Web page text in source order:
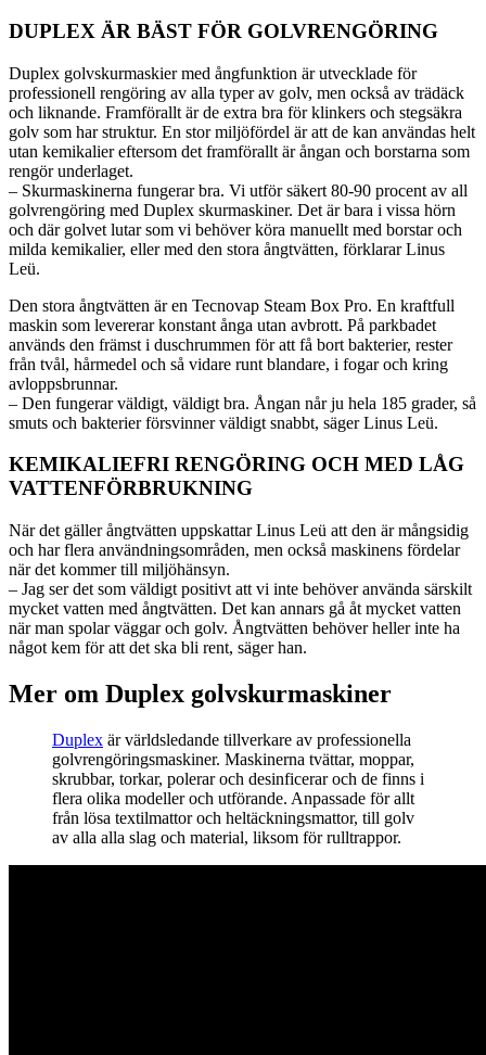
DUPLEX ÄR BÄST FÖR GOLVRENGÖRING
Duplex golvskurmaskier med ångfunktion är utvecklade för
professionell rengöring av alla typer av golv, men också av trädäck
och liknande. Framförallt är de extra bra för klinkers och stegsäkra
golv som har struktur. En stor miljöfördel är att de kan användas helt
utan kemikalier eftersom det framförallt är ångan och borstarna som
rengör underlaget.
– Skurmaskinerna fungerar bra. Vi utför säkert 80-90 procent av all
golvrengöring med Duplex skurmaskiner. Det är bara i vissa hörn
och där golvet lutar som vi behöver köra manuellt med borstar och
milda kemikalier, eller med den stora ångtvätten, förklarar Linus
Leü.
Den stora ångtvätten är en Tecnovap Steam Box Pro. En kraftfull
maskin som levererar konstant ånga utan avbrott. På parkbadet
används den främst i duschrummen för att få bort bakterier, rester
från tvål, hårmedel och så vidare runt blandare, i fogar och kring
avloppsbrunnar.
– Den fungerar väldigt, väldigt bra. Ångan når ju hela 185 grader, så
smuts och bakterier försvinner väldigt snabbt, säger Linus Leü.
KEMIKALIEFRI RENGÖRING OCH MED LÅG
VATTENFÖRBRUKNING
När det gäller ångtvätten uppskattar Linus Leü att den är mångsidig
och har flera användningsområden, men också maskinens fördelar
när det kommer till miljöhänsyn.
– Jag ser det som väldigt positivt att vi inte behöver använda särskilt
mycket vatten med ångtvätten. Det kan annars gå åt mycket vatten
när man spolar väggar och golv. Ångtvätten behöver heller inte ha
något kem för att det ska bli rent, säger han.
Mer om Duplex golvskurmaskiner
Duplex är världsledande tillverkare av professionella
golvrengöringsmaskiner. Maskinerna tvättar, moppar,
skrubbar, torkar, polerar och desinficerar och de finns i
flera olika modeller och utförande. Anpassade för allt
från lösa textilmattor och heltäckningsmattor, till golv
av alla alla slag och material, liksom för rulltrappor.